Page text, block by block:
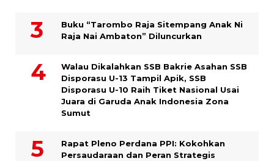
Buku “Tarombo Raja Sitempang Anak Ni
Raja Nai Ambaton” Diluncurkan
Walau Dikalahkan SSB Bakrie Asahan SSB
Disporasu U-13 Tampil Apik, SSB
Disporasu U-10 Raih Tiket Nasional Usai
Juara di Garuda Anak Indonesia Zona
Sumut
Rapat Pleno Perdana PPI: Kokohkan
Persaudaraan dan Peran Strategis